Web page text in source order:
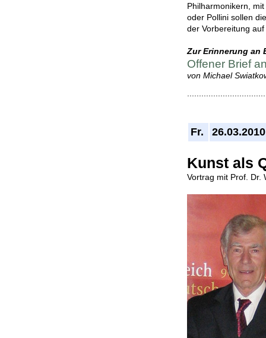
Philharmonikern,
oder Pollini sollen
der Vorbereitung
Zur Erinnerung an
Offener Brief
von Michael
Fr. 26.03.2010
Kunst als
Vortrag mit Prof. Dr.